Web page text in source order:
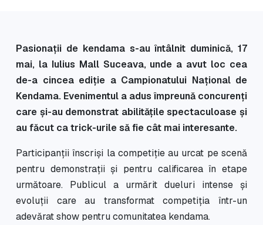
Pasionații de kendama s-au întâlnit duminică, 17
mai, la Iulius Mall Suceava, unde a avut loc cea
de-a cincea ediție a Campionatului Național de
Kendama. Evenimentul a adus împreună concurenți
care și-au demonstrat abilitățile spectaculoase și
au făcut ca trick-urile să fie cât mai interesante.
Participanții înscriși la competiție au urcat pe scenă
pentru demonstrații și pentru calificarea în etape
următoare. Publicul a urmărit dueluri intense și
evoluții care au transformat competiția într-un
adevărat show pentru comunitatea kendama.